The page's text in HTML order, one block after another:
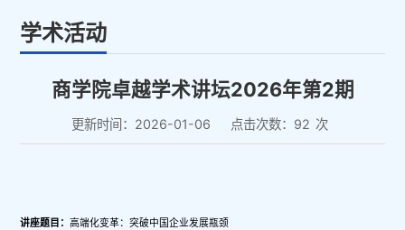
学术活动
商学院卓越学术讲坛2026年第2期
更新时间：2026-01-06 点击次数： 92 次
讲座题目： 高端化变革：突破中国企业发展瓶颈